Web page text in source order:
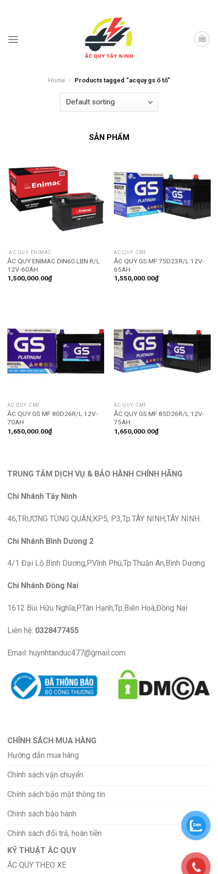
Home / Products tagged “acquy gs ô tô”
SẢN PHẨM
`ẮC QUY ENIMAC
ẮC QUY ENIMAC DIN60 LBN R/L
12V-60AH
1,500,000.00₫
ẮC QUY CMF
ẮC QUY GS MF 75D23R/L 12V-
65AH
1,550,000.00₫
ẮC QUY CMF
ẮC QUY GS MF 80D26R/L 12V-
70AH
1,650,000.00₫
ẮC QUY CMF
ẮC QUY GS MF 85D26R/L 12V-
75AH
1,650,000.00₫
TRUNG TÂM DỊCH VỤ & BẢO HÀNH CHÍNH HÃNG
Chi Nhánh Tây Ninh
46,TRƯƠNG TÙNG QUÂN,KP5, P.3,Tp.TÂY NINH,TÂY NINH.
Chi Nhánh Bình Dương 2
4/1 Đại Lộ Bình Dương,P.Vĩnh Phú,Tp.Thuận An,Bình Dương
Chi Nhánh Đồng Nai
1612 Bùi Hữu Nghĩa,P.Tân Hạnh,Tp.Biên Hoà,Đồng Nai
Liên hệ: 0328477455
Email: huynhtanduc477@gmail.com
CHÍNH SÁCH MUA HÀNG
Hướng dẫn mua hàng
Chính sách vận chuyển
Chính sách bảo mật thông tin
Chính sách bảo hành
Chính sách đổi trả, hoàn tiền
KỸ THUẬT ẮC QUY
ẮC QUY THEO XE